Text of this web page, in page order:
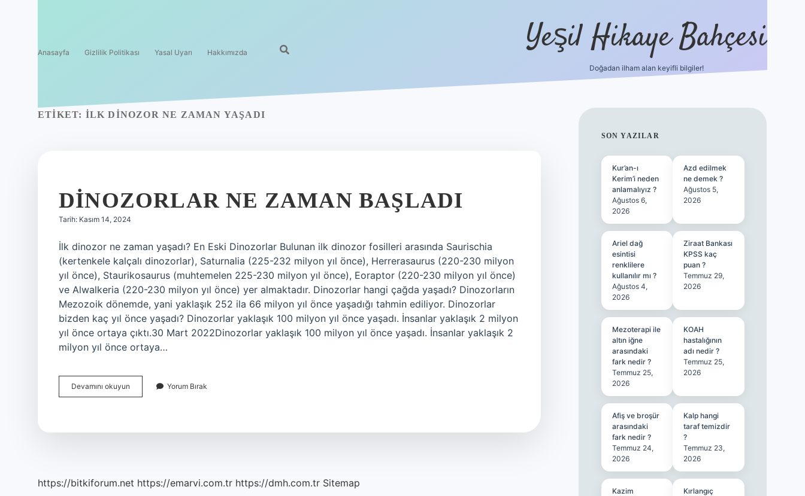
Anasayfa Gizlilik Politikası Yasal Uyarı Hakkımızda Yeşil Hikaye Bahçesi
Doğadan ilham alan keyifli bilgiler!
ETIKET: İLK DINOZOR NE ZAMAN YAŞADI
DINOZORLAR NE ZAMAN BAŞLADI
Tarih: Kasım 14, 2024
İlk dinozor ne zaman yaşadı? En Eski Dinozorlar Bulunan ilk dinozor fosilleri arasında Saurischia
(kertenkele kalçalı dinozorlar), Saturnalia (225-232 milyon yıl önce), Herrerasaurus (220-230 milyon
yıl önce), Staurikosaurus (muhtemelen 225-230 milyon yıl önce), Eoraptor (220-230 milyon yıl önce)
ve Alwalkeria (220-230 milyon yıl önce) yer almaktadır. Dinozorlar hangi çağda yaşadı? Dinozorların
Mezozoik dönemde, yani yaklaşık 252 ila 66 milyon yıl önce yaşadığı tahmin ediliyor. Dinozorlar
bizden kaç yıl önce yaşadı? Dinozorlar yaklaşık 100 milyon yıl önce yaşadı. İnsanlar yaklaşık 2 milyon
yıl önce ortaya çıktı.30 Mart 2022Dinozorlar yaklaşık 100 milyon yıl önce yaşadı. İnsanlar yaklaşık 2
milyon yıl önce ortaya…
Devamını okuyun Dinozorlar
Ne
Yorum Bırak
https://bitkiforum.net https://emarvi.com.tr https://dmh.com.tr Sitemap
SIDEBAR
SON YAZILAR
Kur’an-ı
Kerim’i neden
anlamalıyız ?
Ağustos 6,
2026
Azd edilmek
ne demek ?
Ağustos 5,
2026
Ariel dağ
esintisi
renklilere
kullanılır mı ?
Ağustos 4,
2026
Ziraat Bankası
KPSS kaç
puan ?
Temmuz 29,
2026
Mezoterapi ile
altın iğne
arasındaki
fark nedir ?
Temmuz 25,
2026
KOAH
hastalığının
adı nedir ?
Temmuz 25,
2026
Afiş ve broşür
arasındaki
fark nedir ?
Temmuz 24,
2026
Kalp hangi
taraf temizdir
?
Temmuz 23,
2026
Kazim
Kırlangıç
ilbet güncel giriş adresiilbet